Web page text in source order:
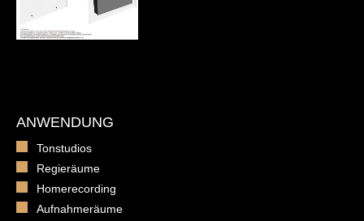
ANWENDUNG
Tonstudios
Regieräume
Homerecording
Aufnahmeräume